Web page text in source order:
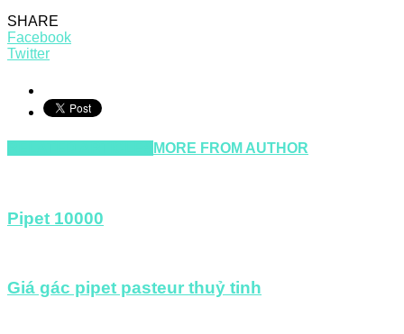
SHARE
Facebook
Twitter
MORE FROM AUTHOR
Pipet 10000
Giá gác pipet pasteur thuỷ tinh